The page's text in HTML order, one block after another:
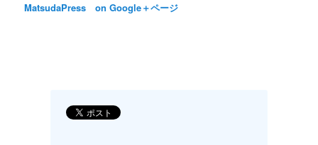
MatsudaPress on Google＋ページ